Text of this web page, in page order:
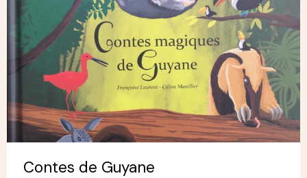
Contes de Guyane